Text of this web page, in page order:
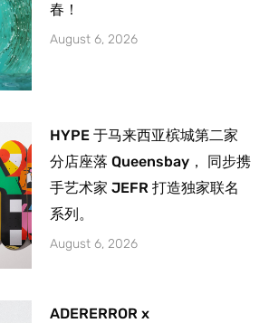
春！
August 6, 2026
HYPE 于马来西亚槟城第二家
分店座落 Queensbay， 同步携
手艺术家 JEFR 打造独家联名
系列。
August 6, 2026
ADERERROR x